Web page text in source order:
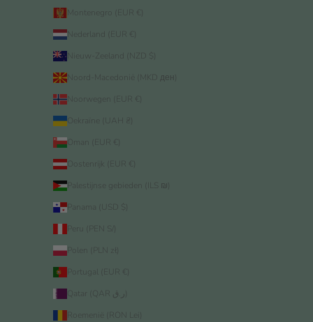
Montenegro (EUR €)
Nederland (EUR €)
Nieuw-Zeeland (NZD $)
Noord-Macedonië (MKD ден)
Noorwegen (EUR €)
Oekraïne (UAH ₴)
Oman (EUR €)
Oostenrijk (EUR €)
Palestijnse gebieden (ILS ₪)
Panama (USD $)
Peru (PEN S/)
Polen (PLN zł)
Portugal (EUR €)
Roemenië (RON Lei)